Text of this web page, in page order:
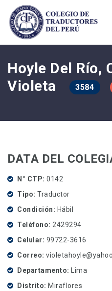
Hoyle Del Río,
Violeta
3584
DATA DEL
N° CTP 0142
Tipo Traductor
Condición
Hábil
Teléfono
2429294
Celular
99722-3616
Correo
Departamento Lima
Distrito Miraflores